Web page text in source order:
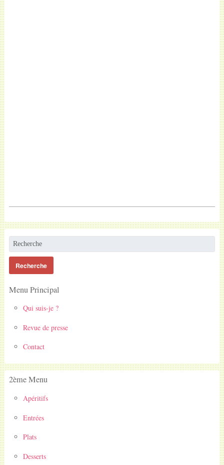
Menu Principal
Qui suis-je ?
Revue de presse
Contact
2ème Menu
Apéritifs
Entrées
Plats
Desserts